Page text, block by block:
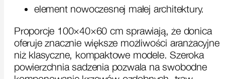
element nowoczesnej małej architektury.
Proporcje 100×40×60 cm sprawiają, że donica
oferuje znacznie większe możliwości aranżacyjne
niż klasyczne, kompaktowe modele. Szeroka
powierzchnia sadzenia pozwala na swobodne